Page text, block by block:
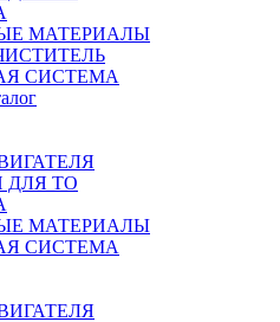
МАТЕРИАЛЫ
СИСТЕМА
ДЛЯ ТО
МАТЕРИАЛЫ
СИСТЕМА